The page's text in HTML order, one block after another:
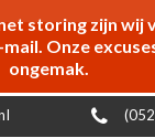
storing zijn wij
Onze
ongemak.